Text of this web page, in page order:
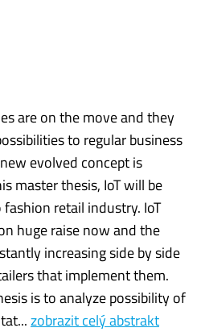
are on the move and they
to regular business
evolved concept is
master thesis, IoT will be
retail industry. IoT
huge raise now and the
increasing side by side
that implement them.
is to analyze possibility of
zobrazit celý abstrakt